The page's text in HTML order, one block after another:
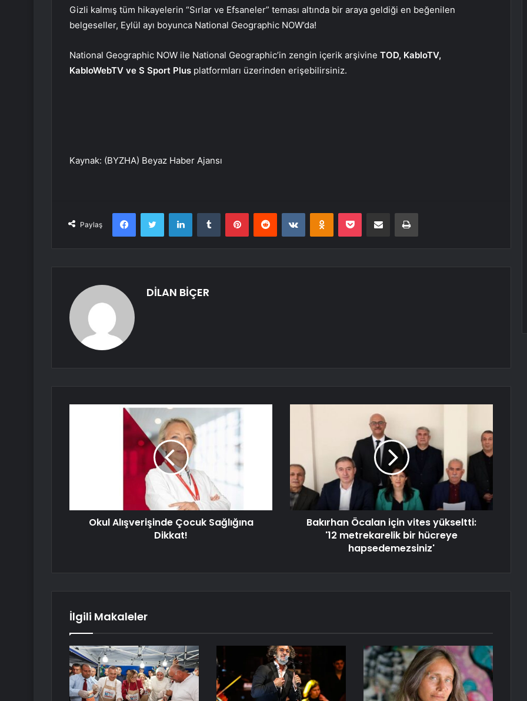
Gizli kalmış tüm hikayelerin “Sırlar ve Efsaneler” teması altında bir araya geldiği en beğenilen
belgeseller, Eylül ayı boyunca National Geographic NOW’da!
National Geographic NOW ile National Geographic’in zengin içerik arşivine TOD, KabloTV,
KabloWebTV ve S Sport Plus platformları üzerinden erişebilirsiniz.
Kaynak: (BYZHA) Beyaz Haber Ajansı
Paylaş
FacebookTwitter LinkedInTumblr PinterestReddit VKontakteOdnoklassniki
Pocket E-Posta ile paylaş Yazdır
DİLAN BİÇER
Okul Alışverişinde Çocuk Sağlığına
Dikkat!
Bakırhan Öcalan için vites yükseltti:
'12 metrekarelik bir hücreye
hapsedemezsiniz'
İlgili Makaleler